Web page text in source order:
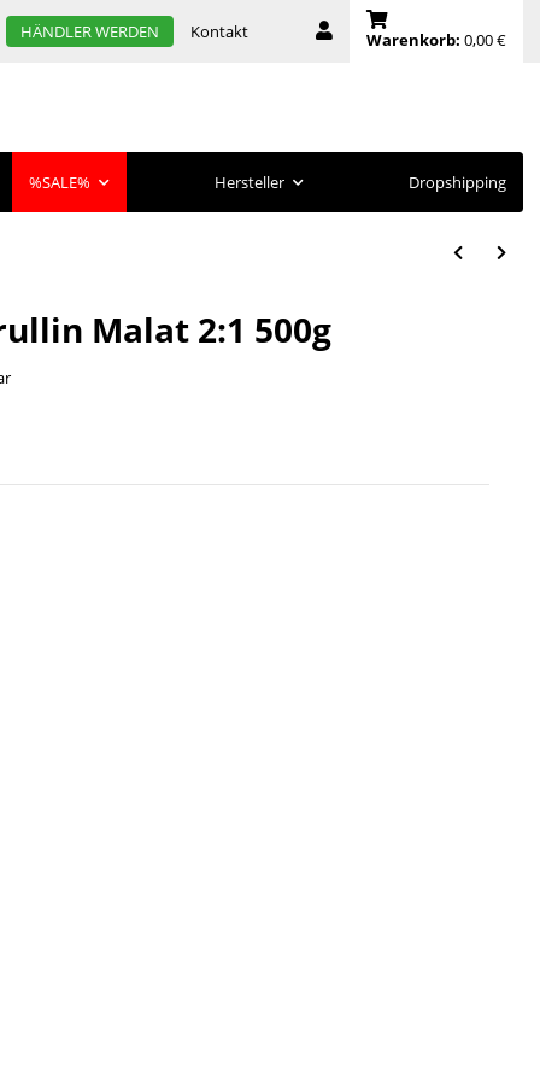
HÄNDLER WERDEN Kontakt Warenkorb: 0,00 €
%SALE% Hersteller Dropshipping
Malat 2:1 500g